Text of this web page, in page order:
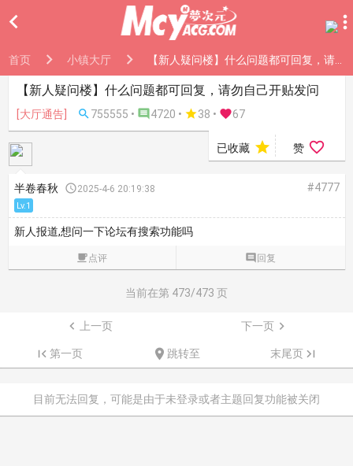

首页 小镇大厅 【新人疑问楼】什么问题都可回复，请勿自己开贴发问
【新人疑问楼】什么问题都可回复，请勿自己开贴发问
[大厅通告]  755555 •  4720 • 38 • 67
已收藏  赞 
半卷春秋 2025-4-6 20:19:38 #4777
Lv.1
新人报道,想问一下论坛有搜索功能吗
点评  回复
当前在第 473/473 页
 上一页 下一页
第一页 跳转至 末尾页
目前无法回复，可能是由于未登录或者主题回复功能被关闭